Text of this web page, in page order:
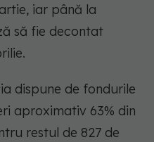
iar până la
să fie decontat
dispune de fondurile
aproximativ 63% din
restul de 827 de